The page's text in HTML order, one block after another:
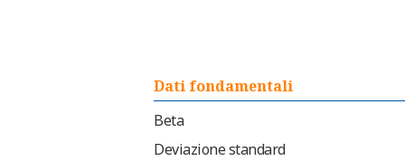
Dati fondamentali
Beta
Deviazione standard